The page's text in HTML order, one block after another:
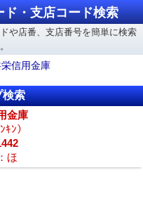
・支店コード検索
や店番、支店番号を簡単に検索
信用金庫
検索
金庫
ｷﾝ）
ほ